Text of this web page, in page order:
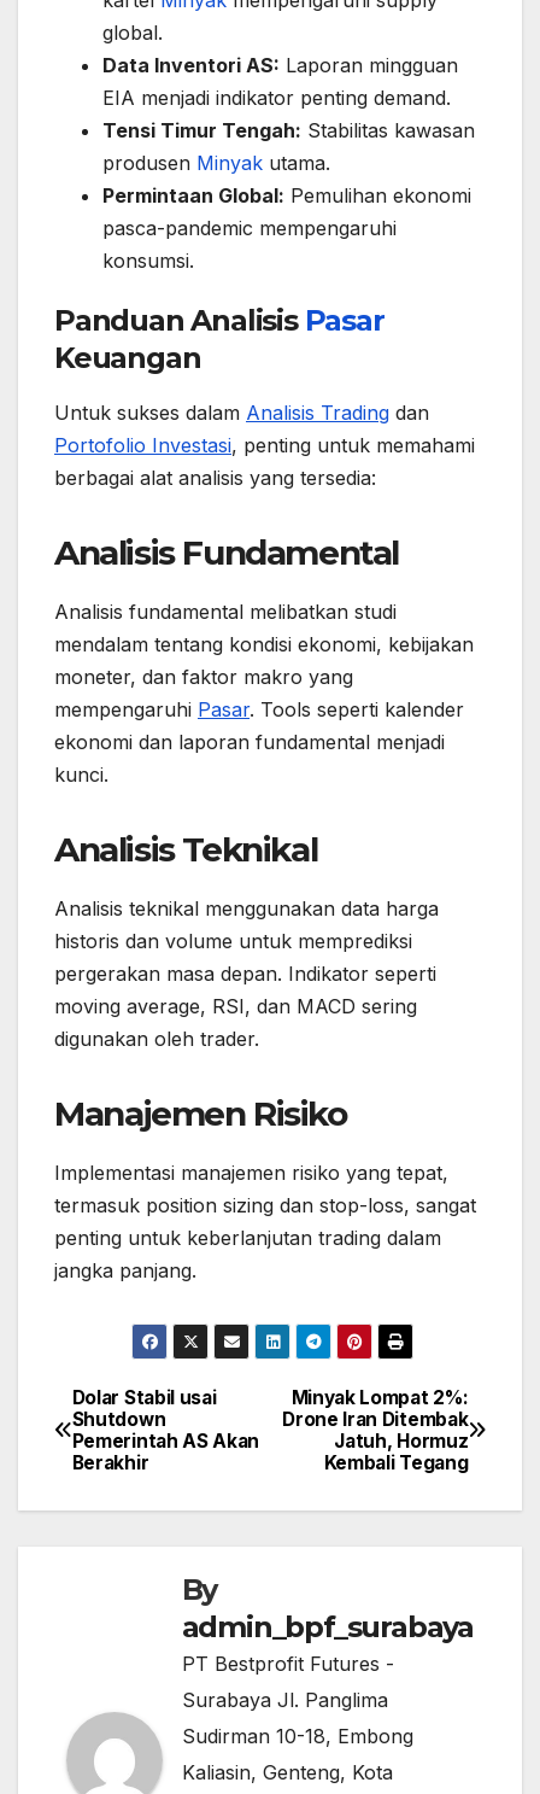
global.
Data Inventori AS: Laporan mingguan
EIA menjadi indikator penting demand.
Tensi Timur Tengah: Stabilitas kawasan
produsen Minyak utama.
Permintaan Global: Pemulihan ekonomi
pasca-pandemic mempengaruhi
konsumsi.
Panduan Analisis Pasar
Keuangan
Untuk sukses dalam Analisis Trading dan
Portofolio Investasi, penting untuk memahami
berbagai alat analisis yang tersedia:
Analisis Fundamental
Analisis fundamental melibatkan studi
mendalam tentang kondisi ekonomi, kebijakan
moneter, dan faktor makro yang
mempengaruhi Pasar. Tools seperti kalender
ekonomi dan laporan fundamental menjadi
kunci.
Analisis Teknikal
Analisis teknikal menggunakan data harga
historis dan volume untuk memprediksi
pergerakan masa depan. Indikator seperti
moving average, RSI, dan MACD sering
digunakan oleh trader.
Manajemen Risiko
Implementasi manajemen risiko yang tepat,
termasuk position sizing dan stop-loss, sangat
penting untuk keberlanjutan trading dalam
jangka panjang.
Post
navigation
Minyak Lompat 2%:
Drone Iran Ditembak
Jatuh, Hormuz
Kembali Tegang
Dolar Stabil usai
Shutdown
Pemerintah AS Akan
Berakhir
By
admin_bpf_surabaya
PT Bestprofit Futures -
Surabaya Jl. Panglima
Sudirman 10-18, Embong
Kaliasin, Genteng, Kota